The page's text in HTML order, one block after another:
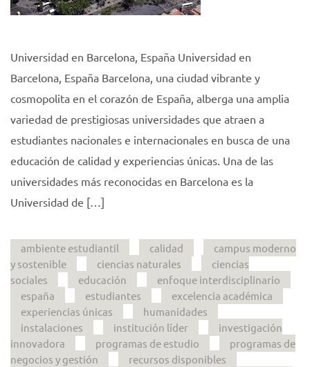
Universidad en Barcelona, España Universidad en
Barcelona, España Barcelona, una ciudad vibrante y
cosmopolita en el corazón de España, alberga una amplia
variedad de prestigiosas universidades que atraen a
estudiantes nacionales e internacionales en busca de una
educación de calidad y experiencias únicas. Una de las
universidades más reconocidas en Barcelona es la
Universidad de […]
ambiente estudiantil calidad
campus moderno
y sostenible
ciencias naturales
ciencias
sociales
educación
enfoque interdisciplinario
españa
estudiantes
excelencia académica
experiencias únicas
humanidades
instalaciones
institución líder
investigación
innovadora
programas de estudio
programas de
negocios y gestión
recursos disponibles